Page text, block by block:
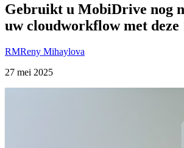
Gebruikt u MobiDrive nog
uw cloudworkflow met deze
RMReny Mihaylova
27 mei 2025